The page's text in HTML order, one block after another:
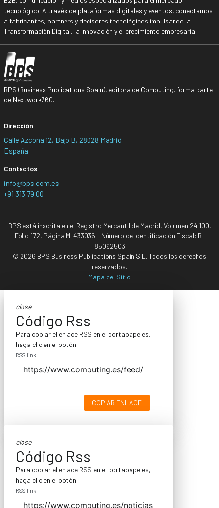
tecnológico. A través de plataformas digitales y eventos, conectamos
a fabricantes, partners y decisores tecnológicos impulsando la
Transformación Digital, la Innovación y el crecimiento empresarial.
BPS (Business Publications Spain), editora de Computing, forma parte
de Nextwork360.
Dirección
Calle Azcona 12, Bajo B, 28028 Madrid
España
Contactos
info@bps.com.es
+91 313 79 00
BPS está inscrita en el Registro Mercantil de Madrid, Volumen 24.100,
Folio 172, Página M-433036 - Número de Identificación Fiscal: B-
85062503
© 2026 BPS Business Publications Spain S.L. Todos los derechos
reservados.
Mapa del Sitio
close
Código Rss
Para copiar el enlace RSS en el portapapeles,
haga clic en el botón.
RSS link
COPIAR ENLACE
close
Código Rss
Para copiar el enlace RSS en el portapapeles,
haga clic en el botón.
RSS link